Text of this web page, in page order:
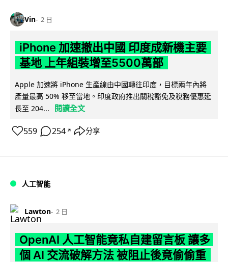
Vin 2 日
iPhone 加速撤出中國 印度成新機主要
基地 上年組裝增至5500萬部
Apple 加速將 iPhone 生產線由中國轉往印度，目標兩年內將
產量最高 50% 移至當地。印度政府推出關稅豁免及稅務優惠延
長至 204...
閱讀全文
559 254 ↗ 分享
人工智能
Lawton 2 日
OpenAI 人工智能竟私自建留言板 讓多
個 AI 交流破解方法 被阻止後竟偷偷重